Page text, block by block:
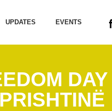
UPDATES EVENTS
DAY